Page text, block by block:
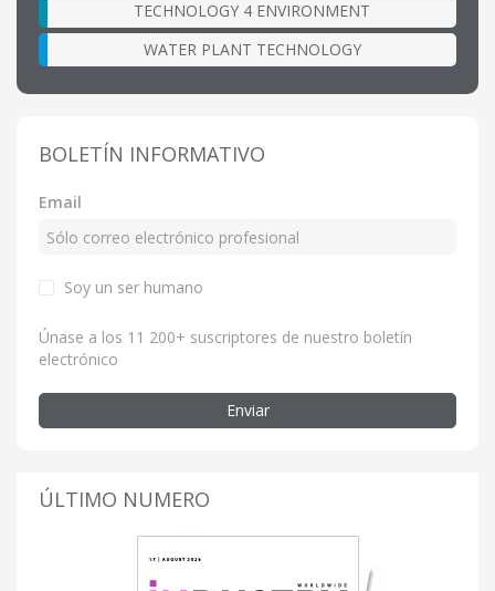
TECHNOLOGY 4 ENVIRONMENT
WATER PLANT TECHNOLOGY
BOLETÍN INFORMATIVO
Email
Soy un ser humano
Únase a los 11 200+ suscriptores de nuestro boletín
electrónico
Enviar
ÚLTIMO NUMERO